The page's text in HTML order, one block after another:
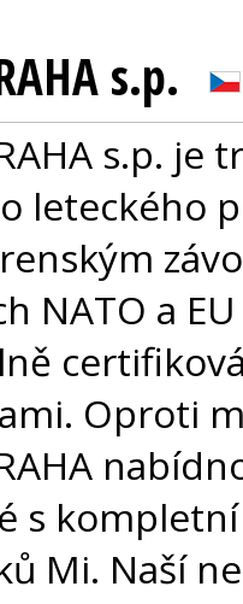
s.p.
s.p.
leteckého
NATO a
Oproti
s
Mi. Naší